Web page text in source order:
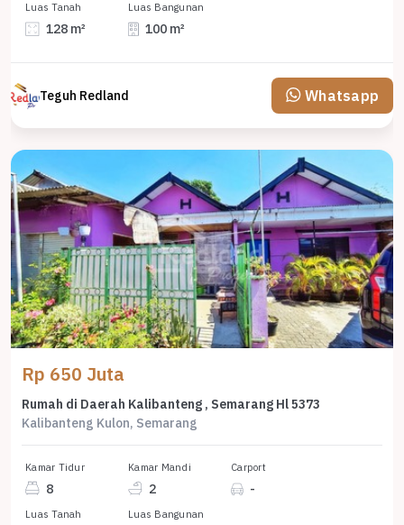
Luas Tanah
128 m²
Luas Bangunan
100 m²
Teguh Redland Whatsapp
Rp 650 Juta
Rumah di Daerah Kalibanteng , Semarang Hl 5373
Kalibanteng Kulon, Semarang
Kamar Tidur
8
Kamar Mandi
2
Carport
-
Luas Tanah Luas Bangunan